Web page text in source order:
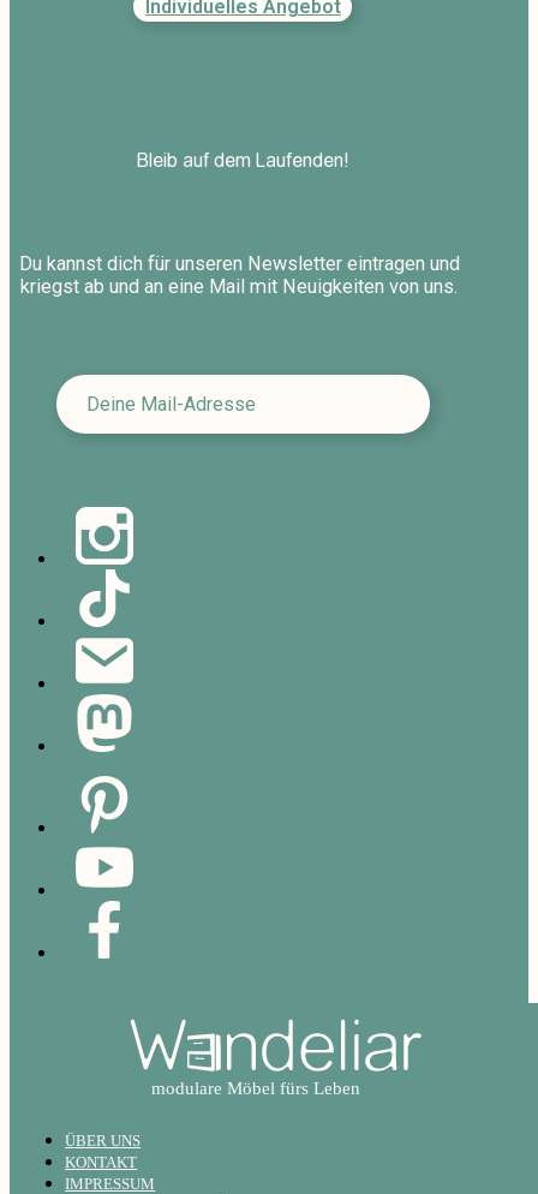
Individuelles Angebot
Bleib auf dem Laufenden!
Du kannst dich für unseren Newsletter eintragen und
kriegst ab und an eine Mail mit Neuigkeiten von uns.
ÜBER UNS
KONTAKT
IMPRESSUM